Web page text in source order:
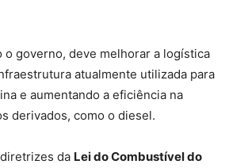
o governo, deve melhorar a logística
atualmente utilizada para
e aumentando a eficiência na
derivados, como o diesel.
da Lei do Combustível do